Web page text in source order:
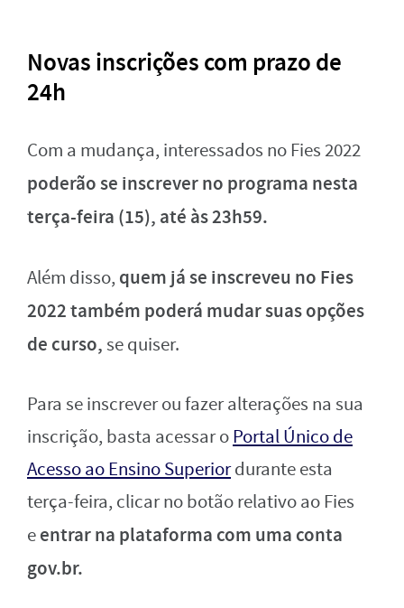
Novas inscrições com prazo de
24h
Com a mudança, interessados no Fies 2022
poderão se inscrever no programa nesta
terça-feira (15), até às 23h59.
Além disso, quem já se inscreveu no Fies
2022 também poderá mudar suas opções
de curso,se quiser.
Para se inscrever ou fazer alterações na sua
inscrição, basta acessar oPortal Único de
Acesso ao Ensino Superiordurante esta
terça-feira, clicar no botão relativo ao Fies
eentrar na plataforma com uma conta
gov.br.